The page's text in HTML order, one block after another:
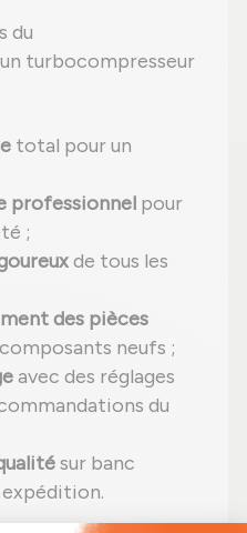
du
turbocompresseur
total pour un
professionnel pour
;
de tous les
des pièces
neufs ;
avec des réglages
du
sur banc
expédition.